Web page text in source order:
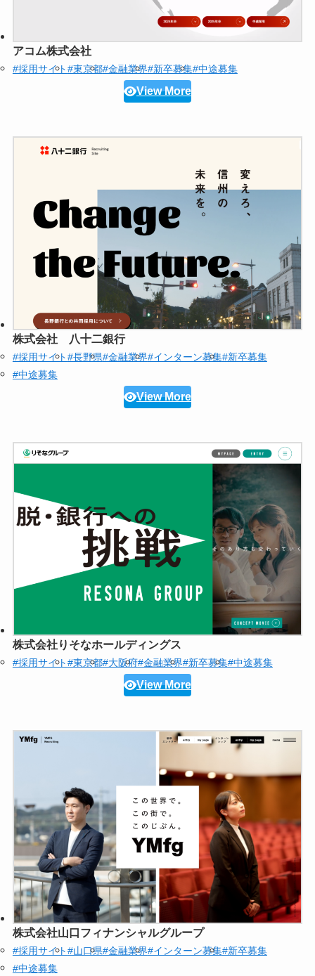
アコム株式会社
#採用サイト#東京都#金融業界#新卒募集#中途募集
View More
株式会社 八十二銀行
#採用サイト#長野県#金融業界#インターン募集#新卒募集
#中途募集
View More
株式会社りそなホールディングス
#採用サイト#東京都#大阪府#金融業界#新卒募集#中途募集
View More
株式会社山口フィナンシャルグループ
#採用サイト#山口県#金融業界#インターン募集#新卒募集
#中途募集